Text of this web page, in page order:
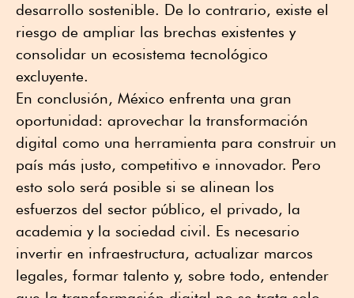
desarrollo sostenible. De lo contrario, existe el
riesgo de ampliar las brechas existentes y
consolidar un ecosistema tecnológico
excluyente.
En conclusión, México enfrenta una gran
oportunidad: aprovechar la transformación
digital como una herramienta para construir un
país más justo, competitivo e innovador. Pero
esto solo será posible si se alinean los
esfuerzos del sector público, el privado, la
academia y la sociedad civil. Es necesario
invertir en infraestructura, actualizar marcos
legales, formar talento y, sobre todo, entender